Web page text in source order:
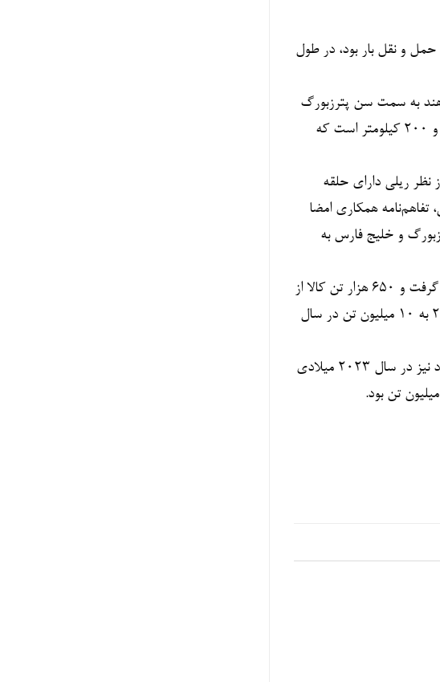
هند در سال ۲۰۰۰ میلادی برای ایجاد گذرگاه حمل و نقل بار بود، در طول
هند به سمت سن پترزبورگ
روسیه که از کانال سوئز عبور می‌کند، حدود ۱۴ هزار و ۵۰۰ کیلومتر طول دارد اما کریدور شمال – جنوب تنها هفت هزار و ۲۰۰ کیلومتر است که
ریلی دارای حلقه
۱۴۰۲ برای ساخت این خط ریلی، تفاهم‌نامه همکاری امضا
و خلیج فارس به
بنا بر اعلام سفیر ایران در روسیه، در سال ۲۰۲۳ میلادی در بخش شرقی کریدور، برای نخستین بار حمل و نقل کالا شکل گرفت و ۶۵۰ هزار تن کالا از
این مسیر جابجا شد و علاوه بر این، از مسیر دریای خزر نیز حمل و نقل کالا در مسیر کریدوراز ۶ میلیون تن در سال ۲۰۲۲ به ۱۰ میلیون تن در سال
به گفته کاظم جلالی، در مسیر غربی (جاده‌ای) کریدور که از روسیه، جمهوری آذربایجان و جمهوری اسلامی ایران می‌گذرد نیز در سال ۲۰۲۳ میلادی